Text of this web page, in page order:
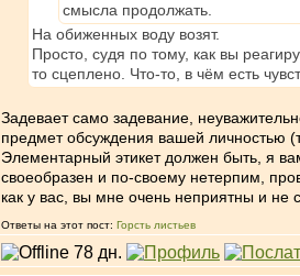
смысла продолжать.
На обиженных воду возят.
Просто, судя по тому, как вы
то сцеплено. Что-то, в чём есть
Задевает само задевание,
предмет обсуждения вашей личностью
Элементарный этикет должен быть, я
своеобразен и по-своему нетерпим,
как у вас, вы мне очень неприятны и не
Ответы на этот пост: Горсть листьев